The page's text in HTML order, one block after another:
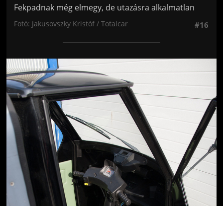
Fekpadnak még elmegy, de utazásra alkalmatlan
Fotó: Jakusovszky Kristóf / Totalcar #16
Jön még kép!